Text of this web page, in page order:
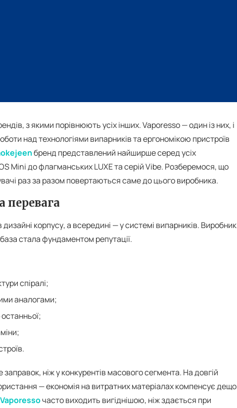
з якими порівнюють усіх інших. Vaporesso — один із них, і
над технологіями випарників та ергономікою пристроїв
бренд представлений найширше серед усіх
Mini до флагманських LUXE та серій Vibe. Розберемося, що
раз за разом повертаються саме до цього виробника.
перевага
корпусу, а всередині — у системі випарників. Виробник
стала фундаментом репутації.
спіралі;
аналогами;
ніж у конкурентів масового сегмента. На довгій
— економія на витратних матеріалах компенсує дещо
часто виходить вигіднішою, ніж здається при